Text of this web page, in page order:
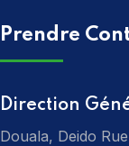
Prendre
Direction
Douala, Deido